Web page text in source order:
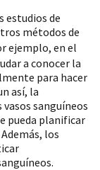
estudios de
métodos de
ejemplo, en el
a conocer la
para hacer
así, la
sanguíneos
pueda planificar
los